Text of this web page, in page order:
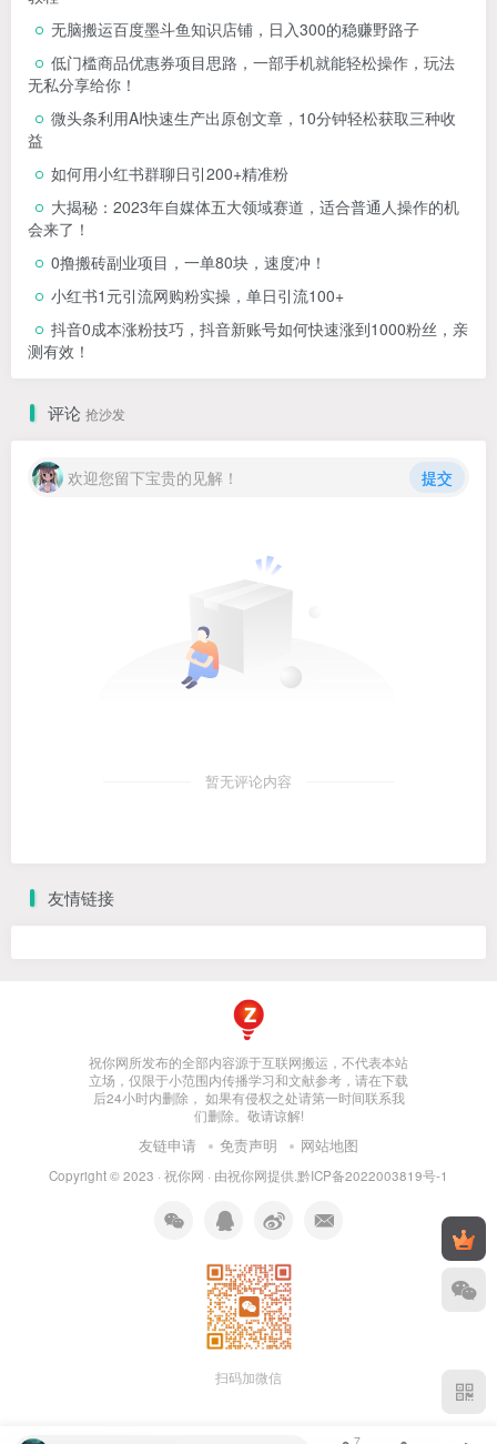
无脑搬运百度墨斗鱼知识店铺，日入300的稳赚野路子
低门槛商品优惠券项目思路，一部手机就能轻松操作，玩法
无私分享给你！
微头条利用AI快速生产出原创文章，10分钟轻松获取三种收
益
如何用小红书群聊日引200+精准粉
大揭秘：2023年自媒体五大领域赛道，适合普通人操作的机
会来了！
0撸搬砖副业项目，一单80块，速度冲！
小红书1元引流网购粉实操，单日引流100+
抖音0成本涨粉技巧，抖音新账号如何快速涨到1000粉丝，亲
测有效！
评论 抢沙发
欢迎您留下宝贵的见解！ 提交
暂无评论内容
友情链接
祝你网所发布的全部内容源于互联网搬运，不代表本站
立场，仅限于小范围内传播学习和文献参考，请在下载
后24小时内删除， 如果有侵权之处请第一时间联系我
们删除。敬请谅解!
友链申请 免责声明 网站地图
Copyright © 2023 · 祝你网 · 由祝你网提供.黔ICP备2022003819号-1
扫码加微信